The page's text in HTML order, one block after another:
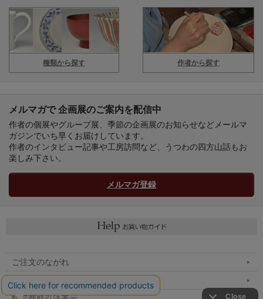
種類から探す 作者から探す
メルマガで 企画展のご案内を配信中
作者の個展やグループ展、季節の企画展のお知らせなどメールマ
ガジンでいち早くお届けしています。
作者のインタビュー記事や工房訪問など、うつわの四方山話もお
楽しみ下さい。
メルマガ登録
ご注文のながれ
マイページへ